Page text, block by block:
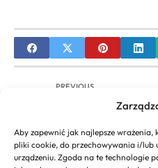
Aby zapewnić jak najlepsze
pliki cookie, do przechowywania i/lub
urządzeniu. Zgoda na te technologie
PREVIOUS
Kalkulator